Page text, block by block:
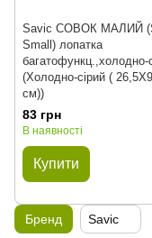
Savic СОВОК МАЛИЙ
Small) лопатка
багатофункц.,холодно-
(Холодно-сірий (
см))
83 грн
В наявності
Купити
Бренд Savic